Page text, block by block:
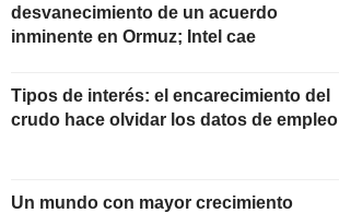
desvanecimiento de un acuerdo
inminente en Ormuz; Intel cae
Tipos de interés: el encarecimiento del
crudo hace olvidar los datos de empleo
Un mundo con mayor crecimiento